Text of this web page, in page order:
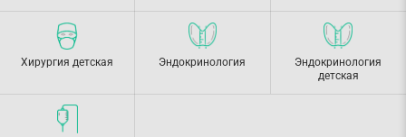
Хирургия детская Эндокринология
Эндокринология
детская